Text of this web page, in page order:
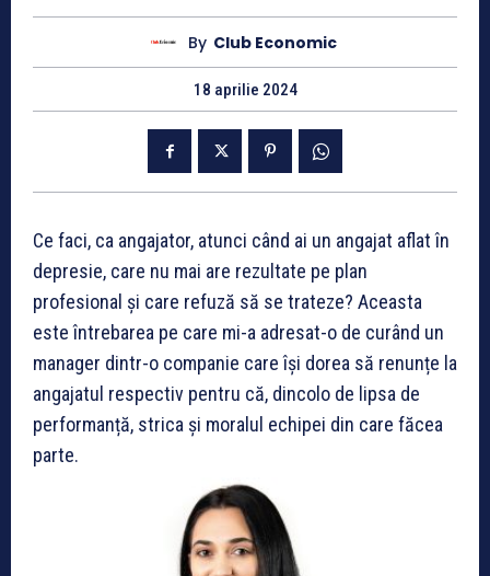
By Club Economic
18 aprilie 2024
Ce faci, ca angajator, atunci când ai un angajat aflat în
depresie, care nu mai are rezultate pe plan
profesional și care refuză să se trateze? Aceasta
este întrebarea pe care mi-a adresat-o de curând un
manager dintr-o companie care își dorea să renunțe la
angajatul respectiv pentru că, dincolo de lipsa de
performanță, strica și moralul echipei din care făcea
parte.